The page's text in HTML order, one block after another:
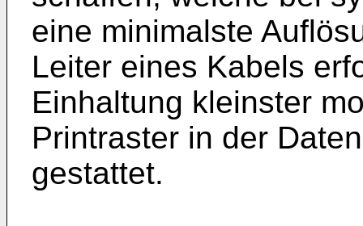
eine minimalste
Leiter eines Kabels
Einhaltung kleinster
Printraster in der
gestattet.